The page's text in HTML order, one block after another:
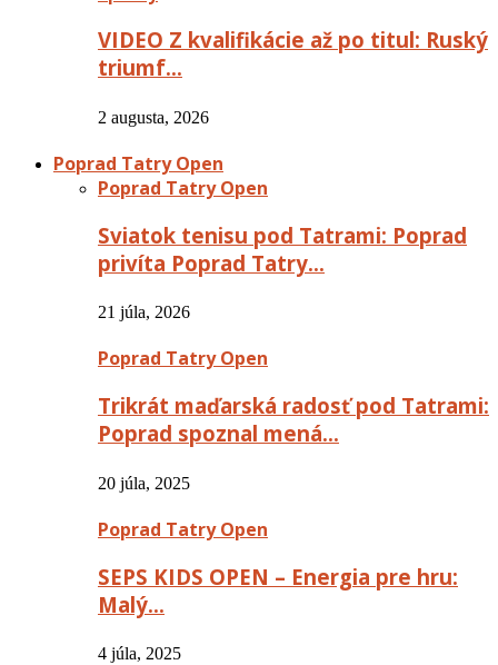
VIDEO Z kvalifikácie až po titul: Ruský
triumf…
2 augusta, 2026
Poprad Tatry Open
Poprad Tatry Open
Sviatok tenisu pod Tatrami: Poprad
privíta Poprad Tatry…
21 júla, 2026
Poprad Tatry Open
Trikrát maďarská radosť pod Tatrami:
Poprad spoznal mená…
20 júla, 2025
Poprad Tatry Open
SEPS KIDS OPEN – Energia pre hru:
Malý…
4 júla, 2025